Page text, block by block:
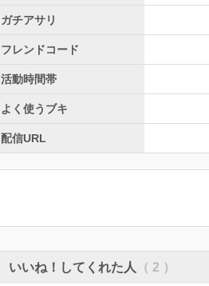
ガチアサリ
フレンドコード
活動時間帯
よく使うブキ
配信URL
いいね！してくれた人 （ 2 ）